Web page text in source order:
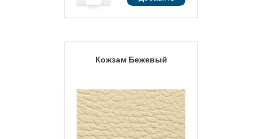
Кожзам Бежевый